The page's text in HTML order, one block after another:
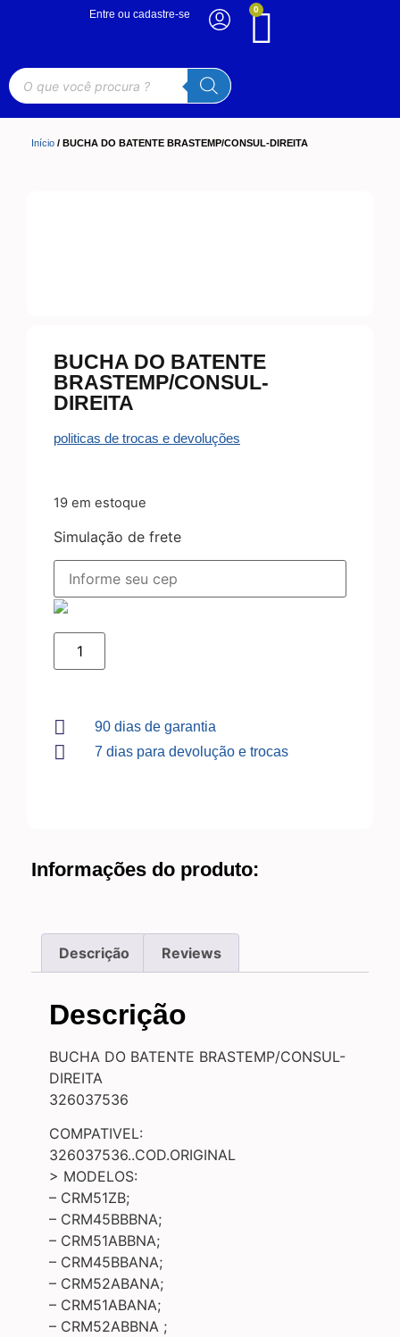
0
Entre ou cadastre-se
Início / BUCHA DO BATENTE BRASTEMP/CONSUL-DIREITA
BUCHA DO BATENTE
BRASTEMP/CONSUL-
DIREITA
politicas de trocas e devoluções
19 em estoque
Simulação de frete
90 dias de garantia
7 dias para devolução e trocas
Informações do produto:
Descrição Reviews
Descrição
BUCHA DO BATENTE BRASTEMP/CONSUL-
DIREITA
326037536
COMPATIVEL:
326037536..COD.ORIGINAL
> MODELOS:
– CRM51ZB;
– CRM45BBBNA;
– CRM51ABBNA;
– CRM45BBANA;
– CRM52ABANA;
– CRM51ABANA;
– CRM52ABBNA ;